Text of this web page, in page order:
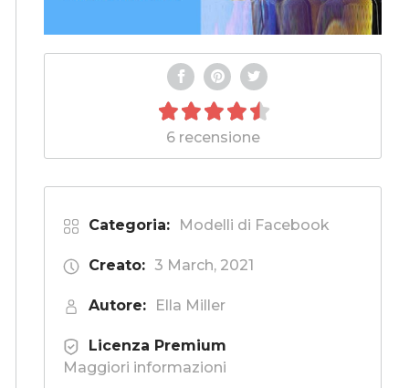
6 recensione
Categoria: Modelli di Facebook
Creato: 3 March, 2021
Autore: Ella Miller
Licenza Premium
Maggiori informazioni